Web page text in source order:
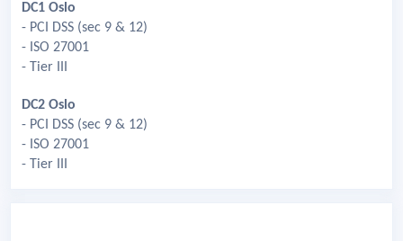
DC1 Oslo
- PCI DSS (sec 9 & 12)
- ISO 27001
- Tier III
DC2 Oslo
- PCI DSS (sec 9 & 12)
- ISO 27001
- Tier III